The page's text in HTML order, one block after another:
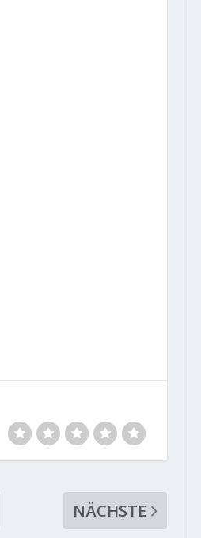
NÄCHSTE